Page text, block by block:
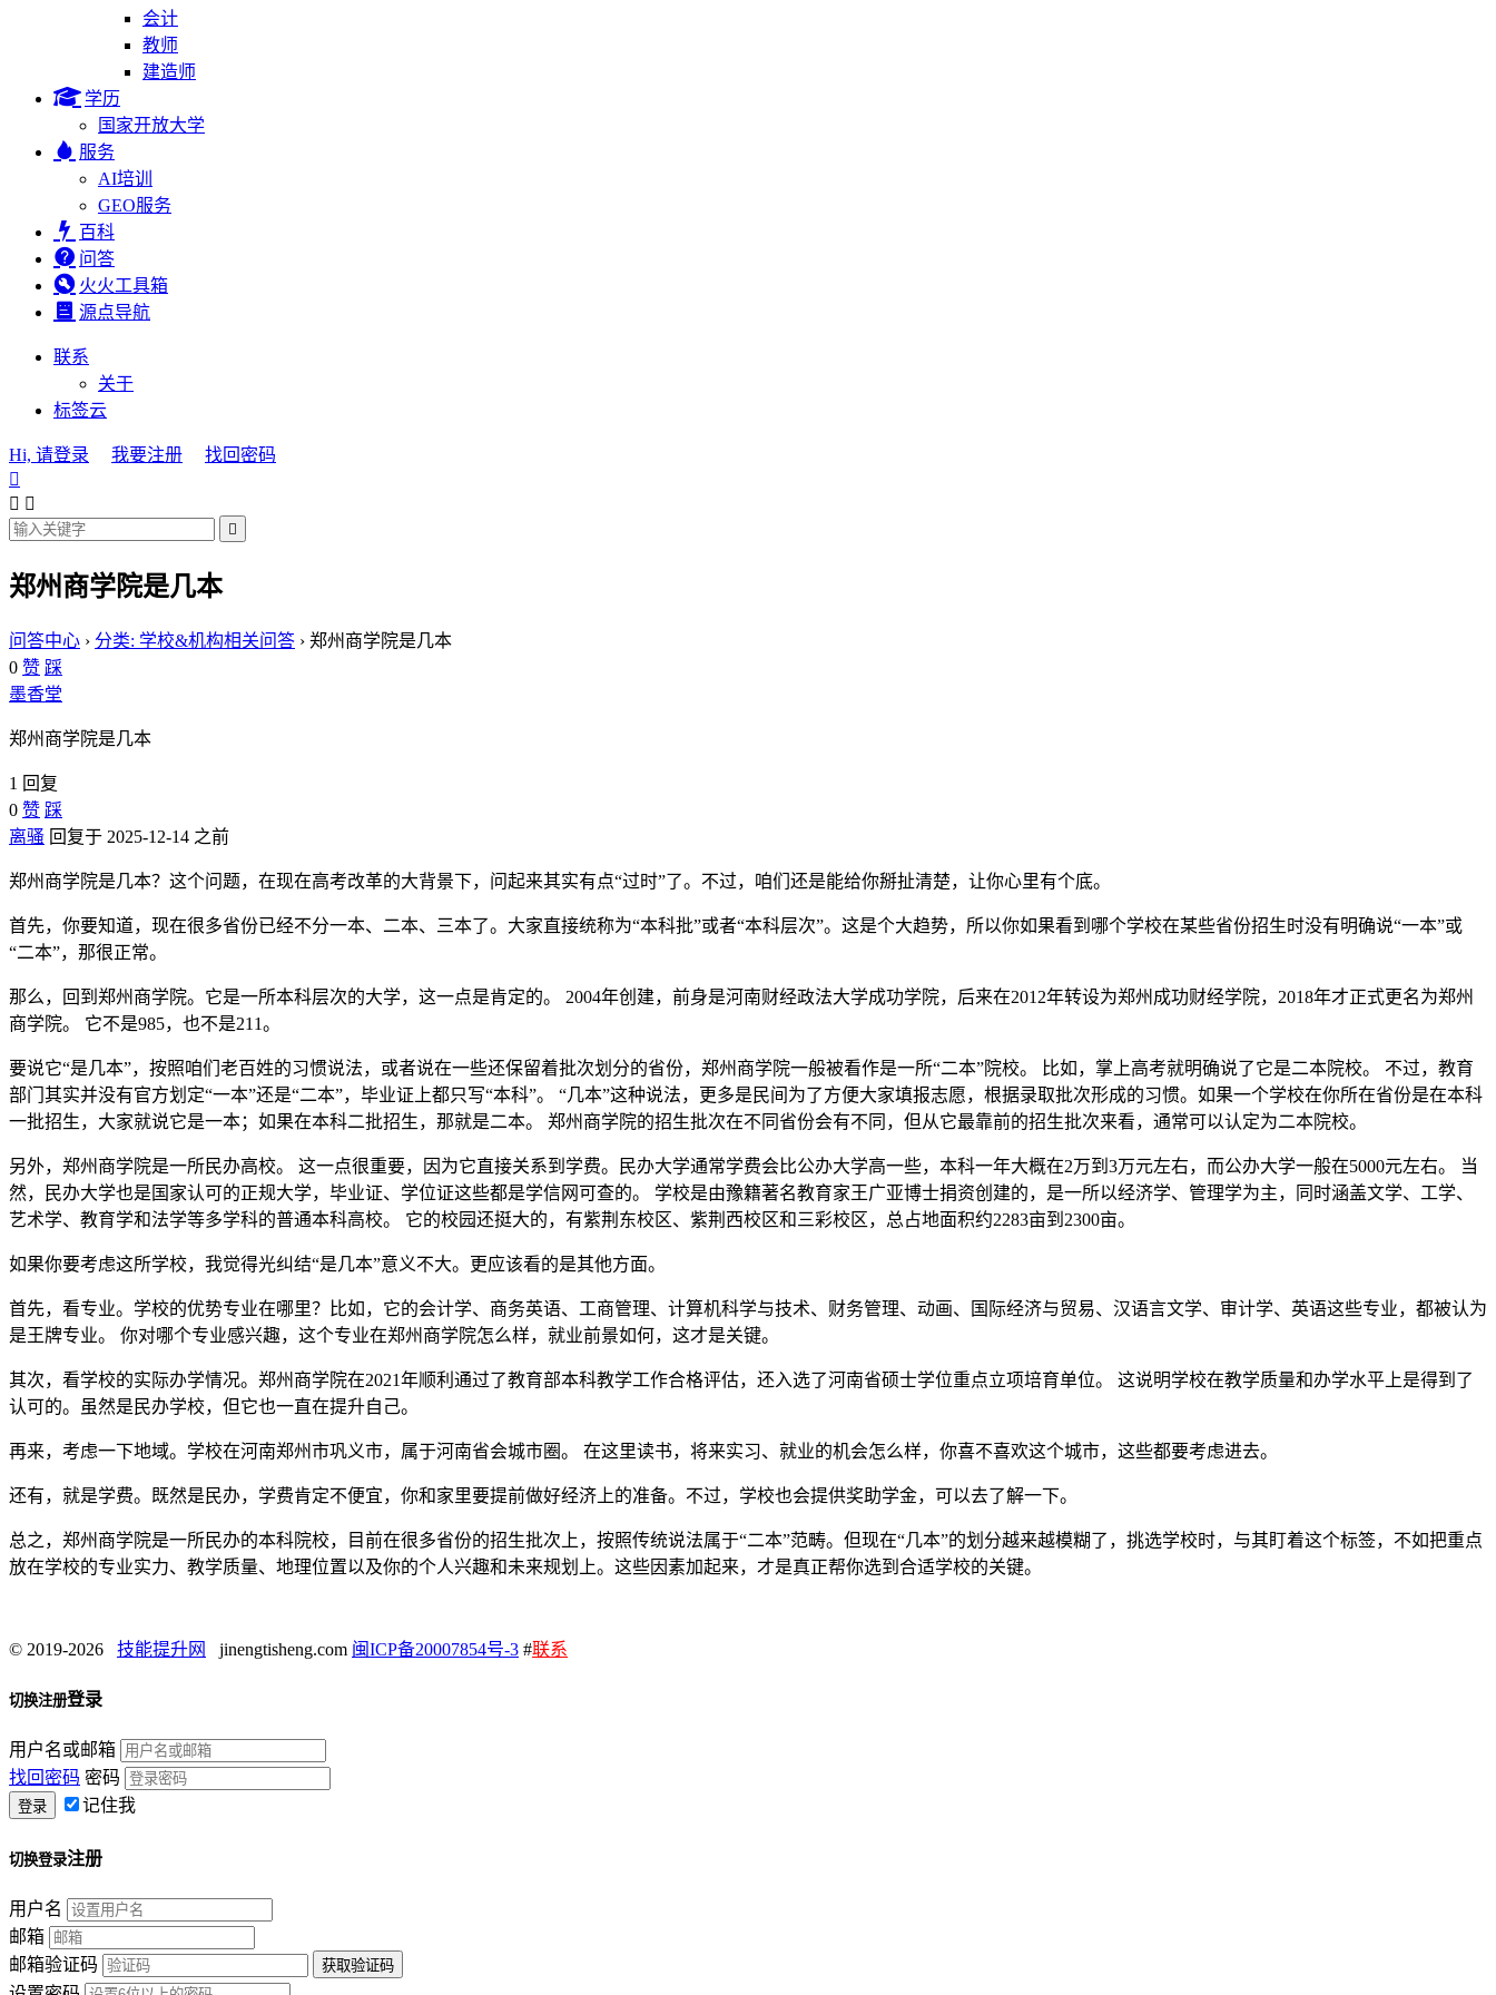
会计
教师
建造师
学历
国家开放大学
服务
AI培训
GEO服务
百科
问答
火火工具箱
源点导航
联系
关于
标签云
Hi, 请登录 我要注册
找回密码

 

郑州商学院是几本
问答中心 › 分类: 学校&机构相关问答 › 郑州商学院是几本
0 赞 踩
墨香堂
郑州商学院是几本
1 回复
0 赞 踩
离骚 回复于 2025-12-14 之前
郑州商学院是几本？这个问题，在现在高考改革的大背景下，问起来其实有点“过时”了。不过，咱们还是能给你掰扯清楚，让你心里有个底。
首先，你要知道，现在很多省份已经不分一本、二本、三本了。大家直接统称为“本科批”或者“本科层次”。这是个大趋势，所以你如果看到哪个学校在某些省份招生时没有明确说“一本”或
“二本”，那很正常。
那么，回到郑州商学院。它是一所本科层次的大学，这一点是肯定的。 2004年创建，前身是河南财经政法大学成功学院，后来在2012年转设为郑州成功财经学院，2018年才正式更名为郑州
商学院。 它不是985，也不是211。
要说它“是几本”，按照咱们老百姓的习惯说法，或者说在一些还保留着批次划分的省份，郑州商学院一般被看作是一所“二本”院校。 比如，掌上高考就明确说了它是二本院校。 不过，教育
部门其实并没有官方划定“一本”还是“二本”，毕业证上都只写“本科”。 “几本”这种说法，更多是民间为了方便大家填报志愿，根据录取批次形成的习惯。如果一个学校在你所在省份是在本科
一批招生，大家就说它是一本；如果在本科二批招生，那就是二本。 郑州商学院的招生批次在不同省份会有不同，但从它最靠前的招生批次来看，通常可以认定为二本院校。
另外，郑州商学院是一所民办高校。 这一点很重要，因为它直接关系到学费。民办大学通常学费会比公办大学高一些，本科一年大概在2万到3万元左右，而公办大学一般在5000元左右。 当
然，民办大学也是国家认可的正规大学，毕业证、学位证这些都是学信网可查的。 学校是由豫籍著名教育家王广亚博士捐资创建的，是一所以经济学、管理学为主，同时涵盖文学、工学、
艺术学、教育学和法学等多学科的普通本科高校。 它的校园还挺大的，有紫荆东校区、紫荆西校区和三彩校区，总占地面积约2283亩到2300亩。
如果你要考虑这所学校，我觉得光纠结“是几本”意义不大。更应该看的是其他方面。
首先，看专业。学校的优势专业在哪里？比如，它的会计学、商务英语、工商管理、计算机科学与技术、财务管理、动画、国际经济与贸易、汉语言文学、审计学、英语这些专业，都被认为
是王牌专业。 你对哪个专业感兴趣，这个专业在郑州商学院怎么样，就业前景如何，这才是关键。
其次，看学校的实际办学情况。郑州商学院在2021年顺利通过了教育部本科教学工作合格评估，还入选了河南省硕士学位重点立项培育单位。 这说明学校在教学质量和办学水平上是得到了
认可的。虽然是民办学校，但它也一直在提升自己。
再来，考虑一下地域。学校在河南郑州市巩义市，属于河南省会城市圈。 在这里读书，将来实习、就业的机会怎么样，你喜不喜欢这个城市，这些都要考虑进去。
还有，就是学费。既然是民办，学费肯定不便宜，你和家里要提前做好经济上的准备。不过，学校也会提供奖助学金，可以去了解一下。
总之，郑州商学院是一所民办的本科院校，目前在很多省份的招生批次上，按照传统说法属于“二本”范畴。但现在“几本”的划分越来越模糊了，挑选学校时，与其盯着这个标签，不如把重点
放在学校的专业实力、教学质量、地理位置以及你的个人兴趣和未来规划上。这些因素加起来，才是真正帮你选到合适学校的关键。
© 2019-2026 技能提升网 jinengtisheng.com 闽ICP备20007854号-3 #联系
切换注册登录
用户名或邮箱
找回密码 密码
记住我
切换登录注册
用户名
邮箱
邮箱验证码